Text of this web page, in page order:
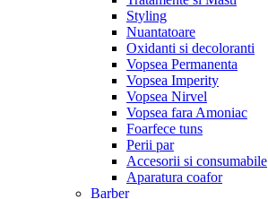
Styling
Nuantatoare
Oxidanti si decoloranti
Vopsea Permanenta
Vopsea Imperity
Vopsea Nirvel
Vopsea fara Amoniac
Foarfece tuns
Perii par
Accesorii si consumabile
Aparatura coafor
Barber